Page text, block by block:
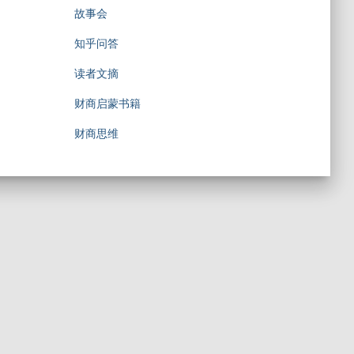
故事会
知乎问答
读者文摘
财商启蒙书籍
财商思维